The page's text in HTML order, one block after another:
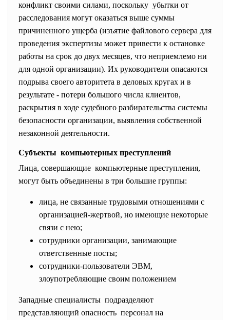
конфликт своими силами, поскольку убытки от
расследования могут оказаться выше суммы
причиненного ущерба (изъятие файлового сервера для
проведения экспертизы может привести к остановке
работы на срок до двух месяцев, что неприемлемо ни
для одной организации). Их руководители опасаются
подрыва своего авторитета в деловых кругах и в
результате - потери большого числа клиентов,
раскрытия в ходе судебного разбирательства системы
безопасности организации, выявления собственной
незаконной деятельности.
Субъекты компьютерных преступлений
Лица, совершающие компьютерные преступления,
могут быть объединены в три большие группы:
лица, не связанные трудовыми отношениями с
организацией-жертвой, но имеющие некоторые
связи с нею;
сотрудники организации, занимающие
ответственные посты;
сотрудники-пользователи ЭВМ,
злоупотребляющие своим положением
Западные специалисты подразделяют
представляющий опасность персонал на